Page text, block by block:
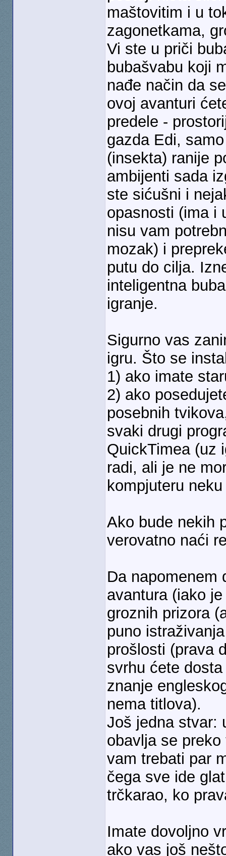
maštovitim i u
zagonetkama,
Vi ste u priči
bubašvabu koji
nađe način da
ovoj avanturi
predele -
gazda Edi,
(insekta) ranije
ambijenti sada
ste sićušni i
opasnosti (ima i
nisu vam
mozak) i
putu do cilja.
inteligentna
igranje.
Sigurno vas
igru. Što se
1) ako imate
2) ako
posebnih
svaki drugi
QuickTimea (uz
radi, ali je ne
kompjuteru
Ako bude nekih
verovatno naći
Da napomenem
avantura (iako
groznih prizora
puno
prošlosti (prava
svrhu ćete
znanje
nema titlova).
Još jedna stvar:
obavlja se
vam trebati par
čega sve ide
trčkarao, ko
Imate dovoljno
ako vas još